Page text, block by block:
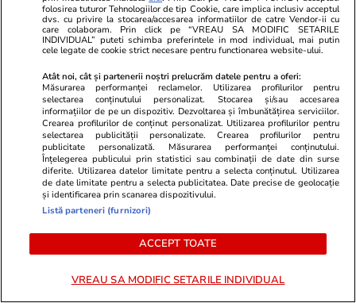
07 aug.
De ce nu stingem lumina când
ne zice Bolojan. Criza Dunării e
doar un avertisment
Cum supraviețuiești unui șef
folosirea tuturor Tehnologiilor de tip Cookie, care implica inclusiv acceptul
dvs. cu privire la stocarea/accesarea informatiilor de catre Vendor-ii cu
care colaboram. Prin click pe “VREAU SA MODIFIC SETARILE
INDIVIDUAL” puteti schimba preferintele in mod individual, mai putin
cele legate de cookie strict necesare pentru functionarea website-ului.
Atât noi, cât și partenerii noștri prelucrăm datele pentru a oferi:
Măsurarea performanței reclamelor. Utilizarea profilurilor pentru
selectarea conținutului personalizat. Stocarea și/sau accesarea
informațiilor de pe un dispozitiv. Dezvoltarea și îmbunătățirea serviciilor.
Crearea profilurilor de conținut personalizat. Utilizarea profilurilor pentru
selectarea publicității personalizate. Crearea profilurilor pentru
publicitate personalizată. Măsurarea performanței conținutului.
Înțelegerea publicului prin statistici sau combinații de date din surse
diferite. Utilizarea datelor limitate pentru a selecta conținutul. Utilizarea
de date limitate pentru a selecta publicitatea. Date precise de geolocație
și identificarea prin scanarea dispozitivului.
Listă parteneri (furnizori)
ACCEPT TOATE
VREAU SA MODIFIC SETARILE INDIVIDUAL